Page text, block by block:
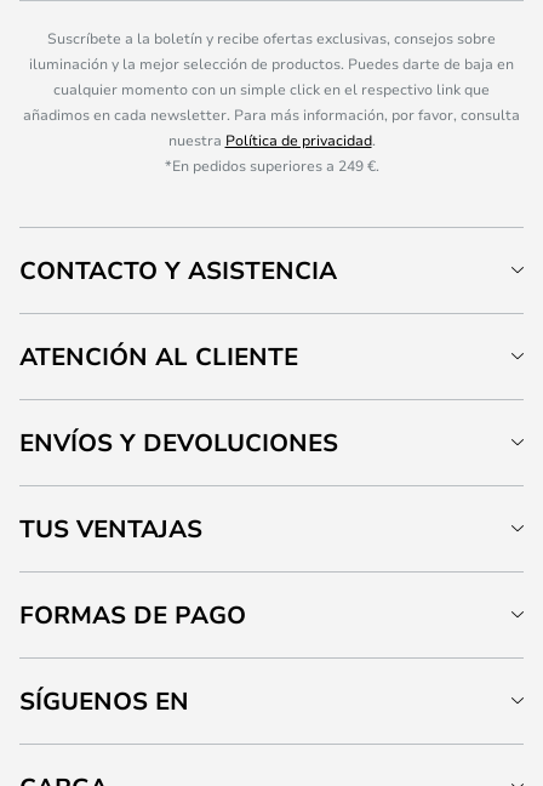
Suscríbete a la boletín y recibe ofertas exclusivas, consejos sobre
iluminación y la mejor selección de productos. Puedes darte de baja en
cualquier momento con un simple click en el respectivo link que
añadimos en cada newsletter. Para más información, por favor, consulta
nuestra Política de privacidad.
*En pedidos superiores a 249 €.
CONTACTO Y ASISTENCIA
ATENCIÓN AL CLIENTE
ENVÍOS Y DEVOLUCIONES
TUS VENTAJAS
FORMAS DE PAGO
SÍGUENOS EN